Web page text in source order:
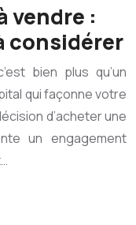
vendre :
considérer
bien plus qu’un
qui façonne votre
d’acheter une
un engagement